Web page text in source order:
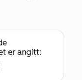
er angitt: